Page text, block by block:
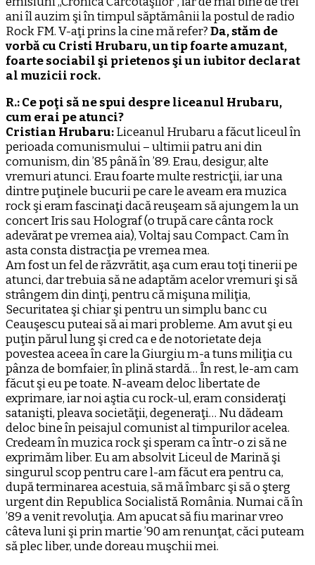
ani îl auzim şi în timpul săptămânii la postul de radio
Rock FM. V-aţi prins la cine mă refer?Da, stăm de
vorbă cu Cristi Hrubaru, un tip foarte amuzant,
foarte sociabil şi prietenos şi un iubitor declarat
al muzicii rock.
R.: Ce poţi să ne spui despre liceanul Hrubaru,
cum erai pe atunci?
Cristian Hrubaru:Liceanul Hrubaru a făcut liceul în
perioada comunismului – ultimii patru ani din
comunism, din ’85 până în ’89. Erau, desigur, alte
vremuri atunci. Erau foarte multe restricţii, iar una
dintre puţinele bucurii pe care le aveam era muzica
rock şi eram fascinaţi dacă reuşeam să ajungem la un
concert Iris sau Holograf (o trupă care cânta rock
adevărat pe vremea aia), Voltaj sau Compact. Cam în
asta consta distracţia pe vremea mea.
Am fost un fel de răzvrătit, aşa cum erau toţi tinerii pe
atunci, dar trebuia să ne adaptăm acelor vremuri şi să
strângem din dinţi, pentru că mişuna miliţia,
Securitatea şi chiar şi pentru un simplu banc cu
Ceauşescu puteai să ai mari probleme. Am avut şi eu
puţin părul lung şi cred ca e de notorietate deja
povestea aceea în care la Giurgiu m-a tuns miliţia cu
pânza de bomfaier, în plină stardă… În rest, le-am cam
făcut şi eu pe toate. N-aveam deloc libertate de
exprimare, iar noi aştia cu rock-ul, eram consideraţi
satanişti, pleava societăţii, degeneraţi… Nu dădeam
deloc bine în peisajul comunist al timpurilor acelea.
Credeam în muzica rock şi speram ca într-o zi să ne
exprimăm liber. Eu am absolvit Liceul de Marină şi
singurul scop pentru care l-am făcut era pentru ca,
după terminarea acestuia, să mă îmbarc şi să o şterg
urgent din Republica Socialistă România. Numai că în
’89 a venit revoluţia. Am apucat să fiu marinar vreo
câteva luni şi prin martie ’90 am renunţat, căci puteam
să plec liber, unde doreau muşchii mei.